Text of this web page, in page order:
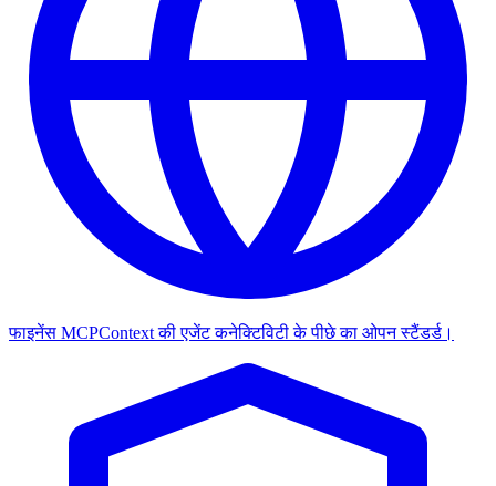
फाइनेंस MCPContext की एजेंट कनेक्टिविटी के पीछे का ओपन स्टैंडर्ड।